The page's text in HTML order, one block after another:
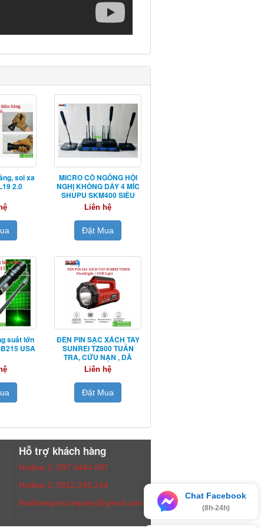
soi xa
2.0
MICRO CỔ NGỖNG HỘI
NGHỊ KHÔNG DÂY 4 MÍC
SHUPU SKM400 SIÊU
NHẠY
Liên hệ
Đặt Mua
suất lớn
USA
ĐÈN PIN SẠC XÁCH TAY
SUNREI TZ800 TUẦN
TRA, CỨU NẠN , DÃ
NGOẠI
Liên hệ
Đặt Mua
Hỗ trợ khách hàng
Hotline 1: 097.4444.097
Hotline 2: 0912.245.244
thaithangvncompany@gmail.com
Chat Facebook
(8h-24h)